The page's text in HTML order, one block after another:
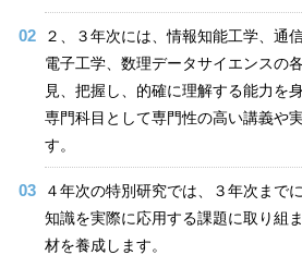
２、３年次には、情報知能工学、通
電子工学、数理データサイエンスの
見、把握し、的確に理解する能力を
専門科目として専門性の高い講義や
す。
４年次の特別研究では、３年次まで
知識を実際に応用する課題に取り組
材を養成します。